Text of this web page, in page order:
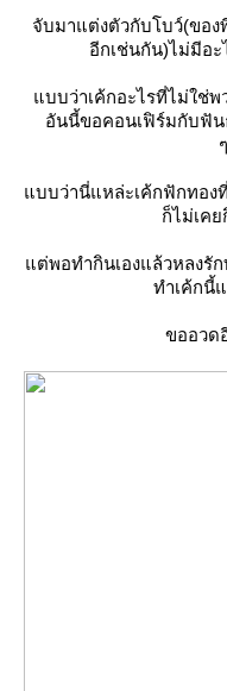
จับมาแต่งตัวกับโบว์(ขอ
อีกเช่นกัน)ไม่มีอะ
แบบว่าเค้กอะไรที่ไม่ใช่
อันนี้ขอคอนเฟิร์มกับฟัน
แบบว่านี่แหล่ะเค้กฟักทอง
ก็ไม่เค
แต่พอทำกินเองแล้วหลงรั
ทำเค้กนี้
ขออวด